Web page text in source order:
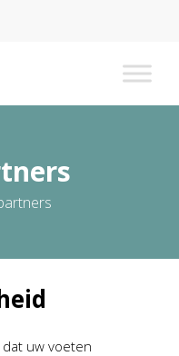
uw voeten